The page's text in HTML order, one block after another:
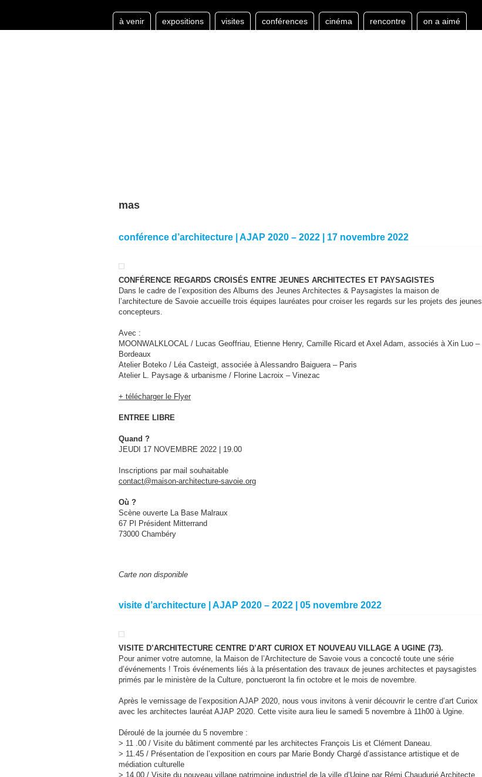
à venir expositions visites conférences cinéma rencontre on a aimé
mas
conférence d’architecture | AJAP 2020 – 2022 | 17 novembre 2022
CONFÉRENCE REGARDS CROISÉS ENTRE JEUNES ARCHITECTES ET PAYSAGISTES
Dans le cadre de l’exposition des Albums des Jeunes Architectes & Paysagistes la maison de
l’architecture de Savoie accueille trois équipes lauréates pour croiser les regards sur les projets des jeunes
concepteurs.
Avec :
MOONWALKLOCAL / Lucas Geoffriau, Etienne Henry, Camille Ricard et Axel Adam, associés à Xin Luo –
Bordeaux
Atelier Boteko / Léa Casteigt, associée à Alessandro Baiguera – Paris
Atelier L. Paysage & urbanisme / Florine Lacroix – Vinezac
+ télécharger le Flyer
ENTREE LIBRE
Quand ?
JEUDI 17 NOVEMBRE 2022 | 19.00
Inscriptions par mail souhaitable
contact@maison-architecture-savoie.org
Où ?
Scène ouverte La Base Malraux
67 Pl Président Mitterrand
73000 Chambéry
Carte non disponible
visite d’architecture | AJAP 2020 – 2022 | 05 novembre 2022
VISITE D’ARCHITECTURE CENTRE D’ART CURIOX ET NOUVEAU VILLAGE A UGINE (73).
Pour animer votre automne, la Maison de l’Architecture de Savoie vous a concocté toute une série
d’événements ! Trois événements liés à la présentation des travaux de jeunes architectes et paysagistes
primés par le ministère de la Culture, ponctueront la fin octobre et le mois de novembre.
Après le vernissage de l’exposition AJAP 2020, nous vous invitons à venir découvrir le centre d’art Curiox
avec les architectes lauréat AJAP 2020. Cette visite aura lieu le samedi 5 novembre à 11h00 à Ugine.
Déroulé de la journée du 5 novembre :
> 11 .00 / Visite du bâtiment commenté par les architectes François Lis et Clément Daneau.
> 11.45 / Présentation de l’exposition en cours par Marie Bondy Chargé d’assistance artistique et de
médiation culturelle
> 14.00 / Visite du nouveau village patrimoine industriel de la ville d’Ugine par Rémi Chaudurié Architecte